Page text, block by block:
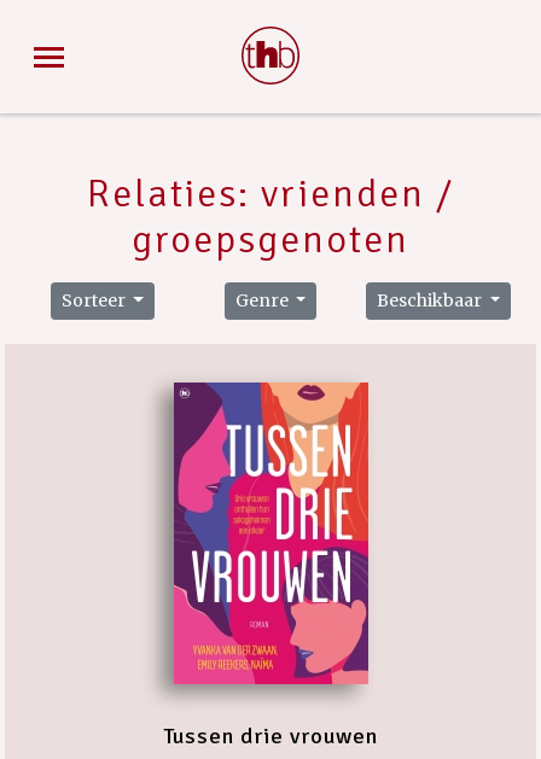
Relaties: vrienden /
groepsgenoten
Sorteer Genre Beschikbaar
Tussen drie vrouwen